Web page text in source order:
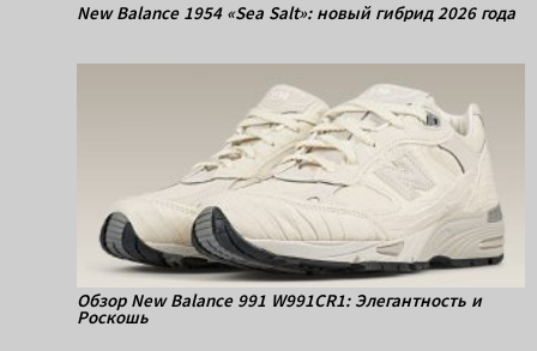
New Balance 1954 «Sea Salt»: новый гибрид 2026 года
Обзор New Balance 991 W991CR1: Элегантность и
Роскошь